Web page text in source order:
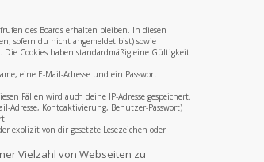
des Boards erhalten bleiben. In diesen
sofern du nicht angemeldet bist) sowie
Cookies haben standardmäßig eine Gültigkeit
eine E-Mail-Adresse und ein Passwort
Fällen wird auch deine IP-Adresse gespeichert.
Adresse, Kontoaktivierung, Benutzer-Passwort)
explizit von dir gesetzte Lesezeichen oder
Vielzahl von Webseiten zu